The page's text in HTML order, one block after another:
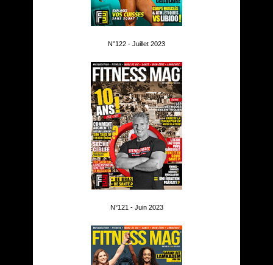
N°122 - Juillet 2023
N°121 - Juin 2023